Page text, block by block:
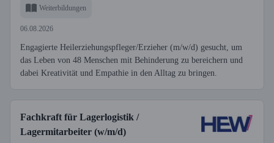
Weiterbildungen
06.08.2026
Engagierte Heilerziehungspfleger/Erzieher (m/w/d) gesucht, um
das Leben von 48 Menschen mit Behinderung zu bereichern und
dabei Kreativität und Empathie in den Alltag zu bringen.
Fachkraft für Lagerlogistik /
Lagermitarbeiter (w/m/d)